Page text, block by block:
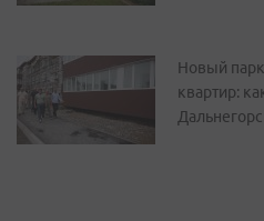
Новый
квартир: